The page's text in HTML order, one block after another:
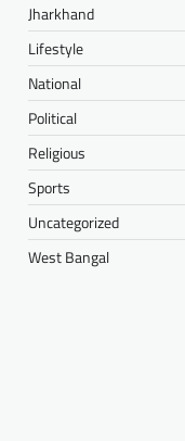
Jharkhand
Lifestyle
National
Political
Religious
Sports
Uncategorized
West Bangal